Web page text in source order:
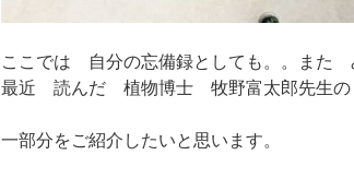
ここでは 自分の忘備録としても。。また
最近 読んだ 植物博士 牧野富太郎先生
一部分をご紹介したいと思います。